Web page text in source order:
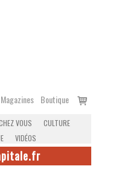
Magazines Boutique
Voir
VOUS
CULTURE
VIDÉOS